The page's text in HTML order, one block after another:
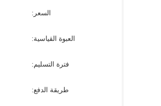
السعر:
العبوة القياسية:
فترة التسليم:
طريقة الدفع: